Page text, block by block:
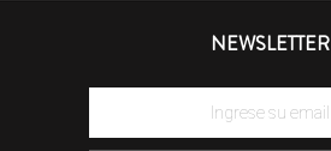
NEWSLETTER